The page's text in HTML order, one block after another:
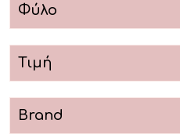
Φύλο
Τιμή
Brand